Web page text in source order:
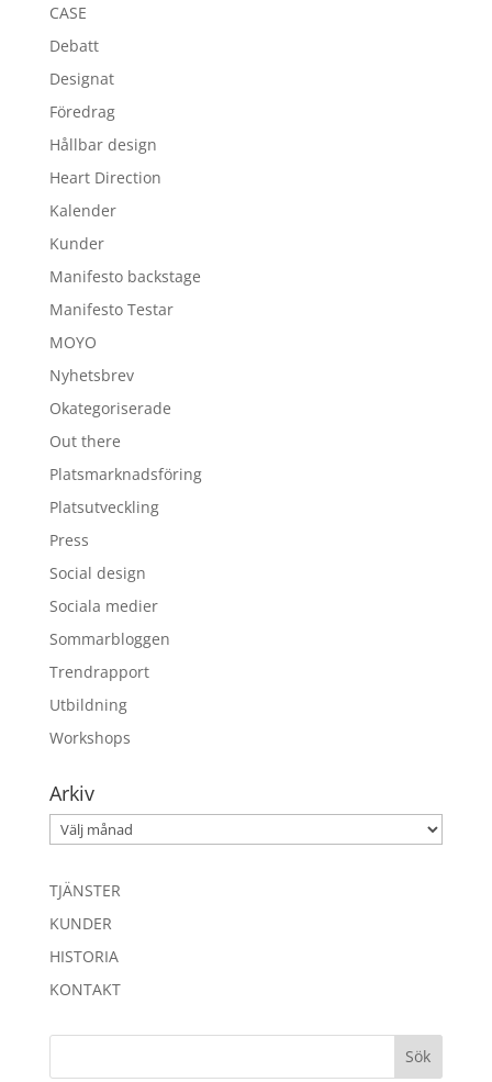
CASE
Debatt
Designat
Föredrag
Hållbar design
Heart Direction
Kalender
Kunder
Manifesto backstage
Manifesto Testar
MOYO
Nyhetsbrev
Okategoriserade
Out there
Platsmarknadsföring
Platsutveckling
Press
Social design
Sociala medier
Sommarbloggen
Trendrapport
Utbildning
Workshops
Arkiv
Arkiv
TJÄNSTER
KUNDER
HISTORIA
KONTAKT